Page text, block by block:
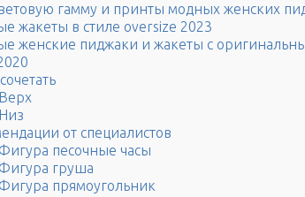
гамму и принты модных женских
жакеты в стиле oversize 2023
женские пиджаки и жакеты с
Верх
Низ
от специалистов
Фигура песочные часы
Фигура груша
Фигура прямоугольник